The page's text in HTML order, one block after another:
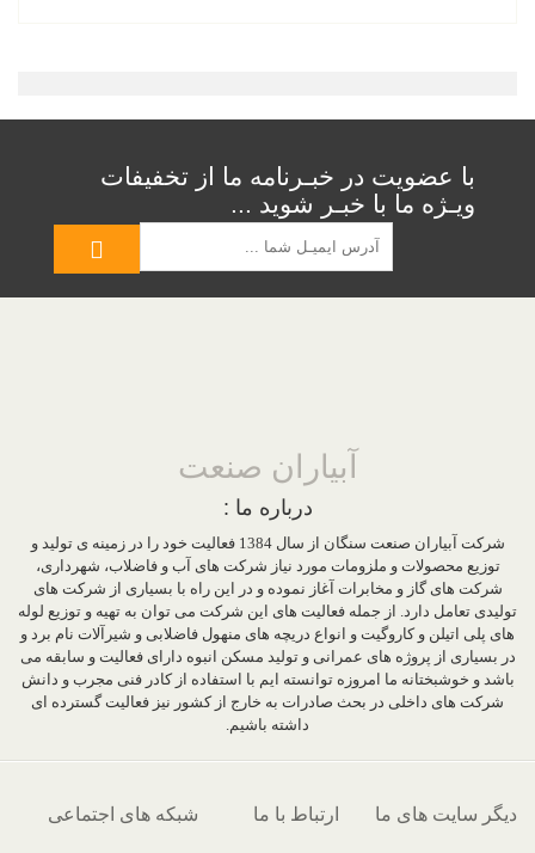
با عضویت در خبـرنامه ما از تخفیفات
ویـژه ما با خبـر شوید ...
آبیاران صنعت
درباره ما :
شرکت آبیاران صنعت سنگان از سال 1384 فعالیت خود را در زمینه ی تولید و
توزیع محصولات و ملزومات مورد نیاز شرکت های آب و فاضلاب، شهرداری،
شرکت های گاز و مخابرات آغاز نموده و در این راه با بسیاری از شرکت های
تولیدی تعامل دارد. از جمله فعالیت های این شرکت می توان به تهیه و توزیع لوله
های پلی اتیلن و کاروگیت و انواع دریچه های منهول فاضلابی و شیرآلات نام برد و
در بسیاری از پروژه های عمرانی و تولید مسکن انبوه دارای فعالیت و سابقه می
باشد و خوشبختانه ما امروزه توانسته ایم با استفاده از کادر فنی مجرب و دانش
شرکت های داخلی در بحث صادرات به خارج از کشور نیز فعالیت گسترده ای
داشته باشیم.
دیگر سایت های ما ارتباط با ما شبکه های اجتماعی